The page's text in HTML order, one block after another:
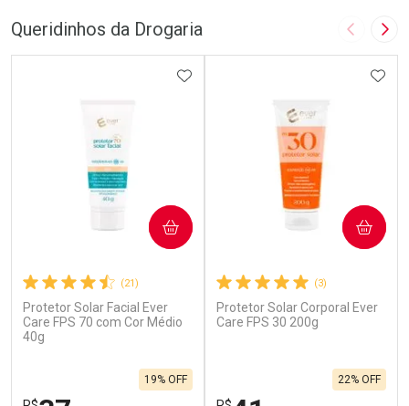
Queridinhos da Drogaria Imagem
(21)
Protetor Solar Facial Ever
Care FPS 70 com Cor Médio
40g
19% OFF
ADICIONAR AOS FAVORITOS
COMPRAR
(3)
Protetor Solar Corporal Ever
Care FPS 30 200g
22% OFF
COMPRAR